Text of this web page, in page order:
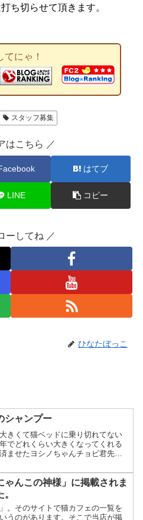
ち切らせて頂きます。
にゃ！
スタッフ募集
はこちら ／
はてブ
LINE コピー
ーしてね ／
ひなたぼっこ
シャンプー
きくて猫ベッドに乗り切れてない
でどれくらい大きくなってくれる
ませたヨシノちゃんチョビ君先日
ゃんこの神様」に掲載されま
。
。そのサイトで猫カフェの一覧を
うのがあります。そこで当店が掲